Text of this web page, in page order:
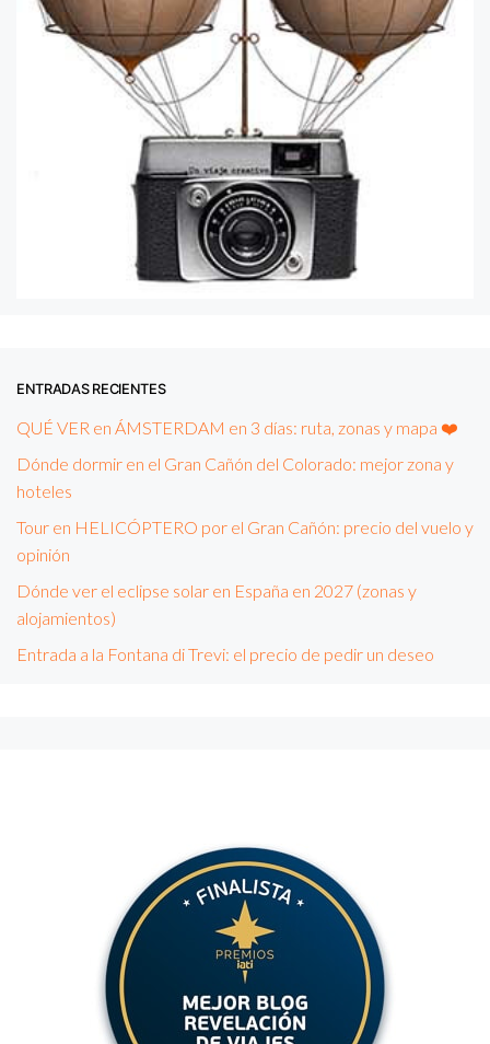
ENTRADAS RECIENTES
QUÉ VER en ÁMSTERDAM en 3 días: ruta, zonas y mapa ❤️
Dónde dormir en el Gran Cañón del Colorado: mejor zona y
hoteles
Tour en HELICÓPTERO por el Gran Cañón: precio del vuelo y
opinión
Dónde ver el eclipse solar en España en 2027 (zonas y
alojamientos)
Entrada a la Fontana di Trevi: el precio de pedir un deseo